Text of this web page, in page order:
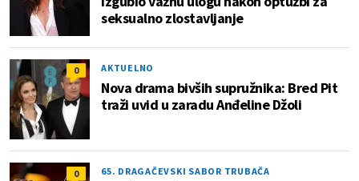
seksualno zlostavljanje
0 AKTUELNO
Nova drama bivših supružnika: Bred Pit
traži uvid u zaradu Anđeline Džoli
0 65. DRAGAČEVSKI SABOR TRUBAČA